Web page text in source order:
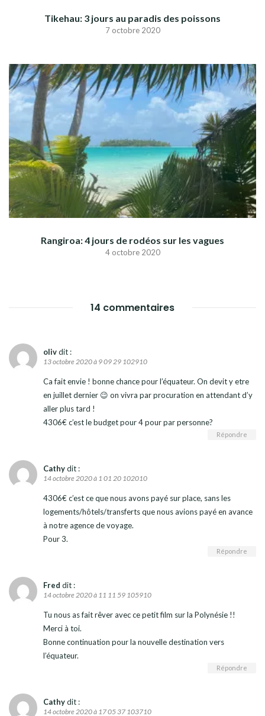
Tikehau: 3 jours au paradis des poissons
7 octobre 2020
Rangiroa: 4 jours de rodéos sur les vagues
4 octobre 2020
14 commentaires
olivdit :
13 octobre 2020 à 9 09 29 102910
Ca fait envie ! bonne chance pour l’équateur. On devit y etre
en juillet dernier 😉 on vivra par procuration en attendant d’y
aller plus tard !
4306€ c’est le budget pour 4 pour par personne?
Répondre
Cathydit :
14 octobre 2020 à 1 01 20 102010
4306€ c’est ce que nous avons payé sur place, sans les
logements/hôtels/transferts que nous avions payé en avance
à notre agence de voyage.
Pour 3.
Répondre
Fred dit :
14 octobre 2020 à 11 11 59 105910
Tu nous as fait rêver avec ce petit film sur la Polynésie !!
Merci à toi.
Bonne continuation pour la nouvelle destination vers
l’équateur.
Répondre
Cathydit :
14 octobre 2020 à 17 05 37 103710